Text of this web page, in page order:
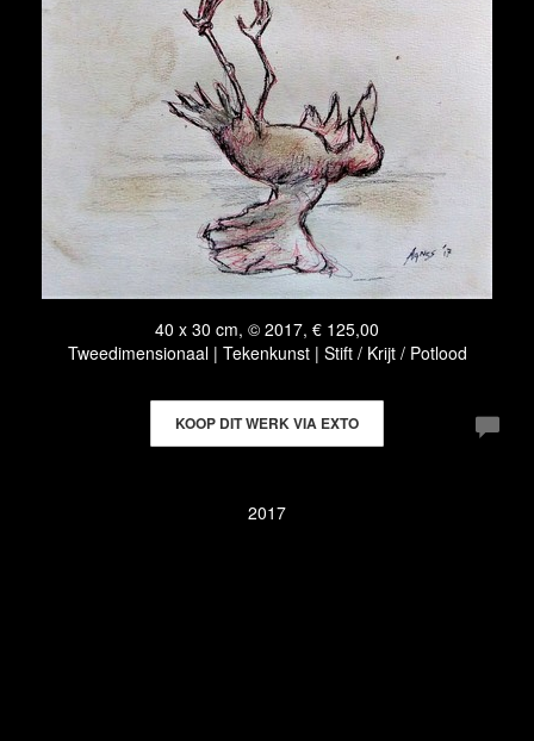
40 x 30 cm, © 2017, € 125,00
Tweedimensionaal | Tekenkunst | Stift / Krijt / Potlood
KOOP DIT WERK VIA EXTO
2017